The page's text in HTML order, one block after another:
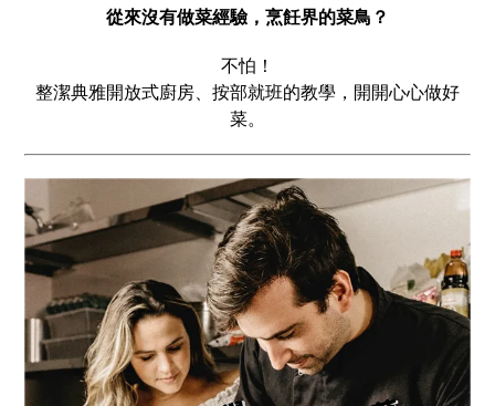
從來沒有做菜經驗，烹飪界的菜鳥？
不怕！
整潔典雅開放式廚房、按部就班的教學，開開心心做好
菜。